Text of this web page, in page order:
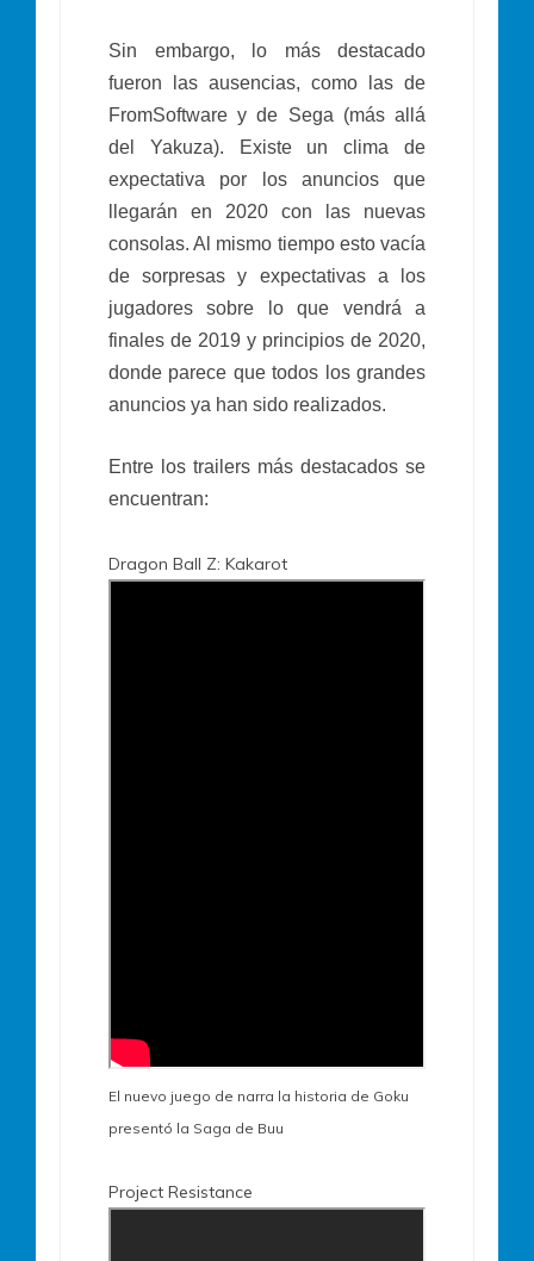
Sin embargo, lo más destacado
fueron las ausencias, como las de
FromSoftware y de Sega (más allá
del Yakuza). Existe un clima de
expectativa por los anuncios que
llegarán en 2020 con las nuevas
consolas. Al mismo tiempo esto vacía
de sorpresas y expectativas a los
jugadores sobre lo que vendrá a
finales de 2019 y principios de 2020,
donde parece que todos los grandes
anuncios ya han sido realizados.
Entre los trailers más destacados se
encuentran:
Dragon Ball Z: Kakarot
El nuevo juego de narra la historia de Goku
presentó la Saga de Buu
Project Resistance